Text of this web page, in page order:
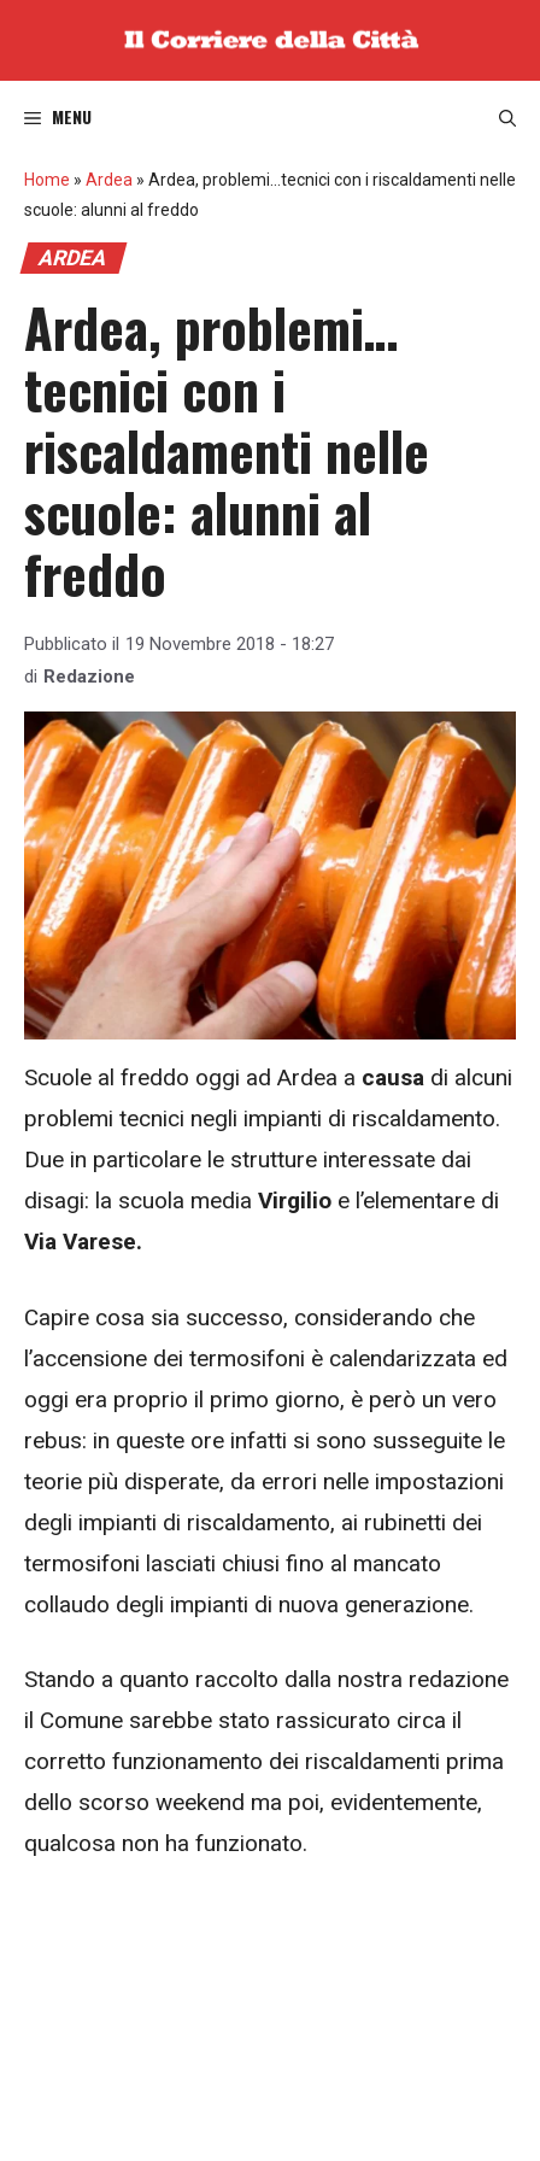
MENU
Home » Ardea » Ardea, problemi…tecnici con i riscaldamenti nelle
scuole: alunni al freddo
ARDEA
Ardea, problemi…
tecnici con i
riscaldamenti nelle
scuole: alunni al
freddo
Pubblicato il 19 Novembre 2018 - 18:27
di Redazione
Scuole al freddo oggi ad Ardea a causa di alcuni
problemi tecnici negli impianti di riscaldamento.
Due in particolare le strutture interessate dai
disagi: la scuola media Virgilio e l’elementare di
Via Varese.
Capire cosa sia successo, considerando che
l’accensione dei termosifoni è calendarizzata ed
oggi era proprio il primo giorno, è però un vero
rebus: in queste ore infatti si sono susseguite le
teorie più disperate, da errori nelle impostazioni
degli impianti di riscaldamento, ai rubinetti dei
termosifoni lasciati chiusi fino al mancato
collaudo degli impianti di nuova generazione.
Stando a quanto raccolto dalla nostra redazione
il Comune sarebbe stato rassicurato circa il
corretto funzionamento dei riscaldamenti prima
dello scorso weekend ma poi, evidentemente,
qualcosa non ha funzionato.